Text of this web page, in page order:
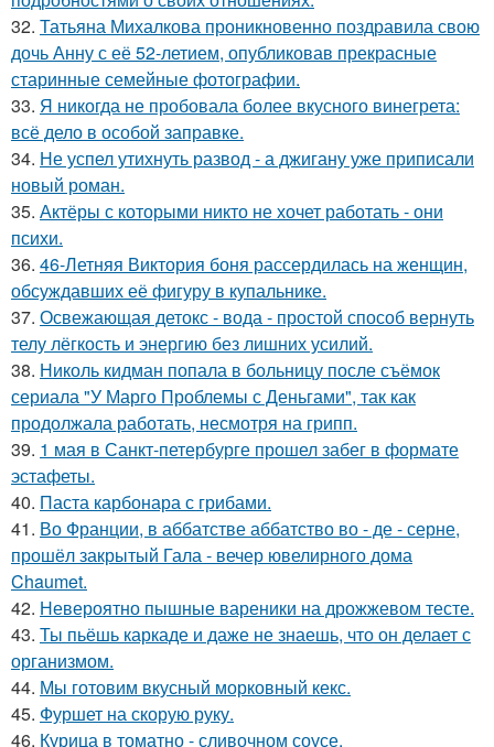
32. Татьяна Михалкова проникновенно поздравила свою
дочь Анну с её 52-летием, опубликовав прекрасные
старинные семейные фотографии.
33. Я никогда не пробовала более вкусного винегрета:
всё дело в особой заправке.
34. Не успел утихнуть развод - а джигану уже приписали
новый роман.
35. Актёры с которыми никто не хочет работать - они
психи.
36. 46-Летняя Виктория боня рассердилась на женщин,
обсуждавших её фигуру в купальнике.
37. Освежающая детокс - вода - простой способ вернуть
телу лёгкость и энергию без лишних усилий.
38. Николь кидман попала в больницу после съёмок
сериала "У Марго Проблемы с Деньгами", так как
продолжала работать, несмотря на грипп.
39. 1 мая в Санкт-петербурге прошел забег в формате
эстафеты.
40. Паста карбонара с грибами.
41. Во Франции, в аббатстве аббатство во - де - серне,
прошёл закрытый Гала - вечер ювелирного дома
Chaumet.
42. Невероятно пышные вареники на дрожжевом тесте.
43. Ты пьёшь каркаде и даже не знаешь, что он делает с
организмом.
44. Мы готовим вкусный морковный кекс.
45. Фуршет на скорую руку.
46. Курица в томатно - сливочном соусе.